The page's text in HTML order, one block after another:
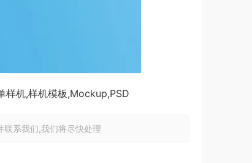
样机,样机模板,Mockup,PSD
系我们,我们将尽快处理